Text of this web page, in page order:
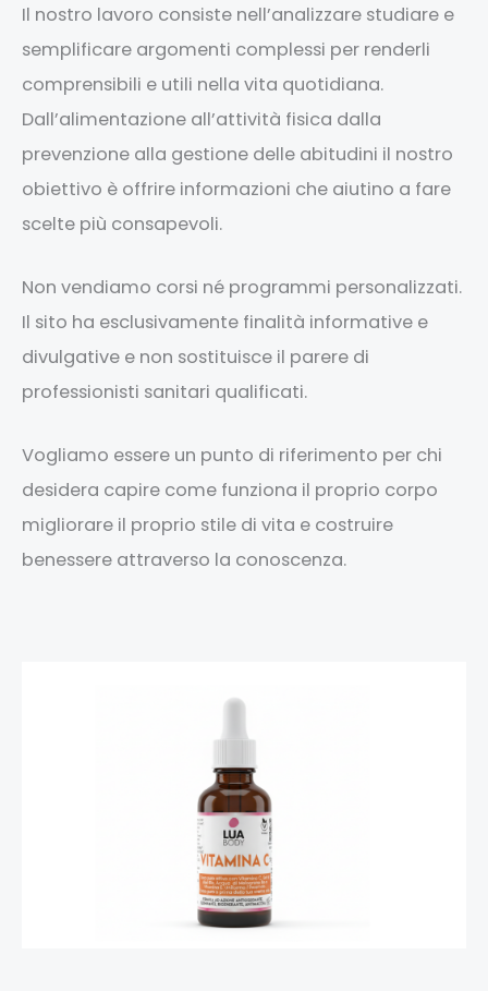
Il nostro lavoro consiste nell’analizzare studiare e
semplificare argomenti complessi per renderli
comprensibili e utili nella vita quotidiana.
Dall’alimentazione all’attività fisica dalla
prevenzione alla gestione delle abitudini il nostro
obiettivo è offrire informazioni che aiutino a fare
scelte più consapevoli.
Non vendiamo corsi né programmi personalizzati.
Il sito ha esclusivamente finalità informative e
divulgative e non sostituisce il parere di
professionisti sanitari qualificati.
Vogliamo essere un punto di riferimento per chi
desidera capire come funziona il proprio corpo
migliorare il proprio stile di vita e costruire
benessere attraverso la conoscenza.